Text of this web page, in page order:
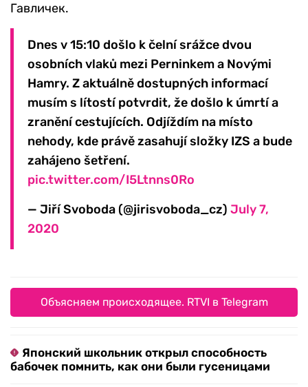
Гавличек.
Dnes v 15:10 došlo k čelní srážce dvou
osobních vlaků mezi Perninkem a Novými
Hamry. Z aktuálně dostupných informací
musím s lítostí potvrdit, že došlo k úmrtí a
zranění cestujících. Odjíždím na místo
nehody, kde právě zasahují složky IZS a bude
zahájeno šetření.
pic.twitter.com/I5Ltnns0Ro
— Jiří Svoboda (@jirisvoboda_cz) July 7,
2020
Объясняем происходящее. RTVI в Telegram
Японский школьник открыл способность
бабочек помнить, как они были гусеницами